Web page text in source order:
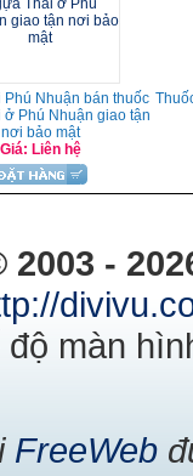
Phú Nhuận bán thuốc
ở Phú Nhuận giao tận
nơi bảo mật
Giá: Liên hệ
-
màn
FreeWeb